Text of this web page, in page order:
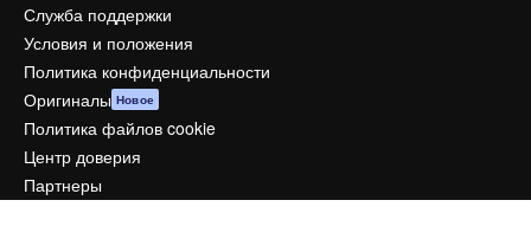
Служба поддержки
Условия и положения
Политика конфиденциальности
Оригиналы Новое
Политика файлов cookie
Центр доверия
Партнеры